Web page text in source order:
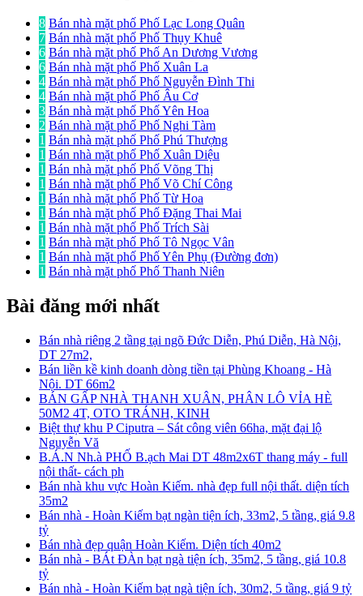
8 Bán nhà mặt phố Phố Lạc Long Quân
7 Bán nhà mặt phố Phố Thụy Khuê
6 Bán nhà mặt phố Phố An Dương Vương
6 Bán nhà mặt phố Phố Xuân La
4 Bán nhà mặt phố Phố Nguyễn Đình Thi
4 Bán nhà mặt phố Phố Âu Cơ
3 Bán nhà mặt phố Phố Yên Hoa
2 Bán nhà mặt phố Phố Nghi Tàm
1 Bán nhà mặt phố Phố Phú Thượng
1 Bán nhà mặt phố Phố Xuân Diệu
1 Bán nhà mặt phố Phố Võng Thị
1 Bán nhà mặt phố Phố Võ Chí Công
1 Bán nhà mặt phố Phố Từ Hoa
1 Bán nhà mặt phố Phố Đặng Thai Mai
1 Bán nhà mặt phố Phố Trích Sài
1 Bán nhà mặt phố Phố Tô Ngọc Vân
1 Bán nhà mặt phố Phố Yên Phụ (Đường đơn)
1 Bán nhà mặt phố Phố Thanh Niên
Bài đăng mới nhất
Bán nhà riêng 2 tầng tại ngõ Đức Diễn, Phú Diễn, Hà Nội,
DT 27m2,
Bán liền kề kinh doanh dòng tiền tại Phùng Khoang - Hà
Nội. DT 66m2
BÁN GẤP NHÀ THANH XUÂN, PHÂN LÔ VỈA HÈ
50M2 4T, OTO TRÁNH, KINH
Biệt thự khu P Ciputra – Sát công viên 66ha, mặt đại lộ
Nguyễn Vă
B.Á.N Nh.à PHỐ B.ạch Mai DT 48m2x6T thang máy - full
nội thất- cách ph
Bán nhà khu vực Hoàn Kiếm. nhà đẹp full nội thất. diện tích
35m2
Bán nhà - Hoàn Kiếm bạt ngàn tiện ích, 33m2, 5 tầng, giá 9.8
tỷ
Bán nhà đẹp quận Hoàn Kiếm. Diện tích 40m2
Bán nhà - BÁt ĐÀn bạt ngà tiện ích, 35m2, 5 tầng, giá 10.8
tỷ
Bán nhà - Hoàn Kiếm bạt ngà tiện ích, 30m2, 5 tầng, giá 9 tỷ